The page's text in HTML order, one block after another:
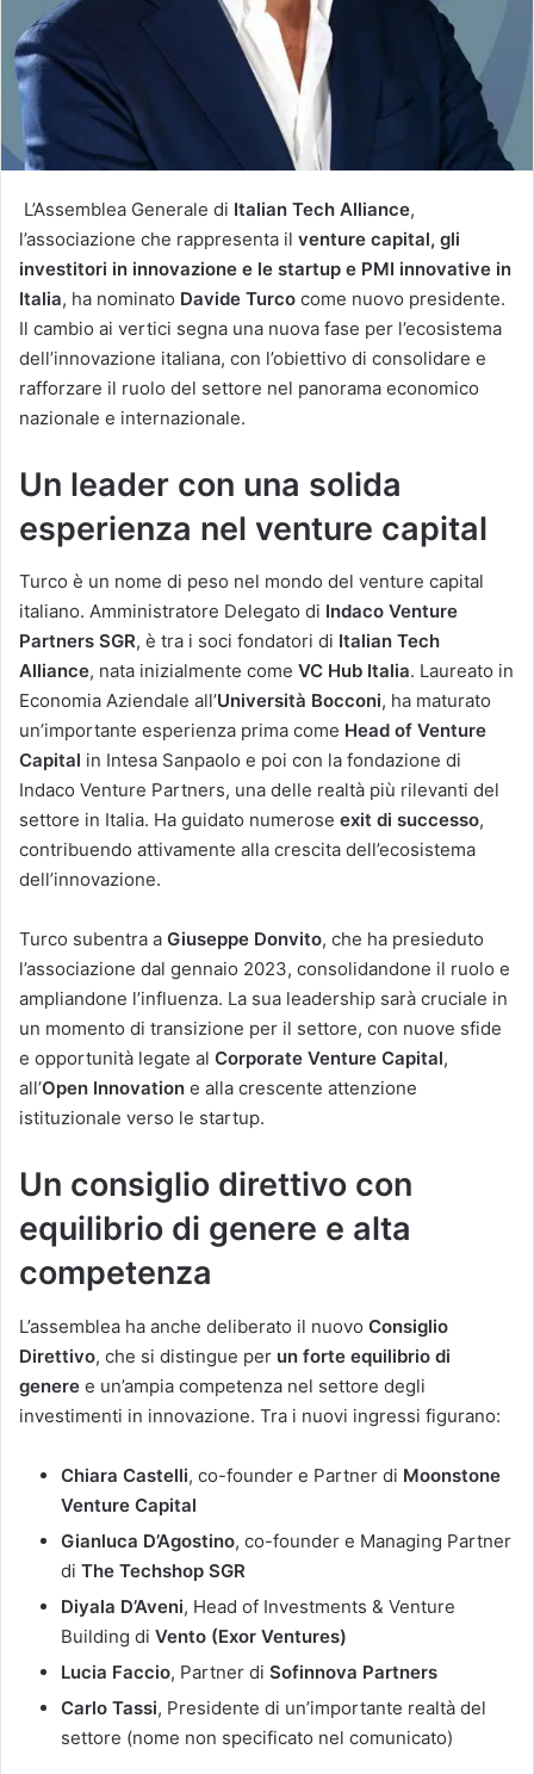
L’Assemblea Generale di Italian Tech Alliance,
l’associazione che rappresenta il venture capital, gli
investitori in innovazione e le startup e PMI innovative in
Italia, ha nominato Davide Turco come nuovo presidente.
Il cambio ai vertici segna una nuova fase per l’ecosistema
dell’innovazione italiana, con l’obiettivo di consolidare e
rafforzare il ruolo del settore nel panorama economico
nazionale e internazionale​.
Un leader con una solida
esperienza nel venture capital
Turco è un nome di peso nel mondo del venture capital
italiano. Amministratore Delegato di Indaco Venture
Partners SGR, è tra i soci fondatori di Italian Tech
Alliance, nata inizialmente come VC Hub Italia. Laureato in
Economia Aziendale all’Università Bocconi, ha maturato
un’importante esperienza prima come Head of Venture
Capital in Intesa Sanpaolo e poi con la fondazione di
Indaco Venture Partners, una delle realtà più rilevanti del
settore in Italia. Ha guidato numerose exit di successo,
contribuendo attivamente alla crescita dell’ecosistema
dell’innovazione.
Turco subentra a Giuseppe Donvito, che ha presieduto
l’associazione dal gennaio 2023, consolidandone il ruolo e
ampliandone l’influenza. La sua leadership sarà cruciale in
un momento di transizione per il settore, con nuove sfide
e opportunità legate al Corporate Venture Capital,
all’Open Innovation e alla crescente attenzione
istituzionale verso le startup.
Un consiglio direttivo con
equilibrio di genere e alta
competenza
L’assemblea ha anche deliberato il nuovo Consiglio
Direttivo, che si distingue per un forte equilibrio di
genere e un’ampia competenza nel settore degli
investimenti in innovazione. Tra i nuovi ingressi figurano:
Chiara Castelli, co-founder e Partner di Moonstone
Venture Capital
Gianluca D’Agostino, co-founder e Managing Partner
di The Techshop SGR
Diyala D’Aveni, Head of Investments & Venture
Building di Vento (Exor Ventures)
Lucia Faccio, Partner di Sofinnova Partners
Carlo Tassi, Presidente di un’importante realtà del
settore (nome non specificato nel comunicato)